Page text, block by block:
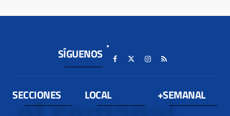
SÍGUENOS
SECCIONES LOCAL +SEMANAL